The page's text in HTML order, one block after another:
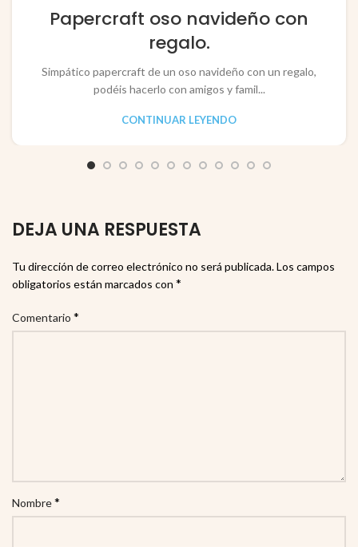
RECORTABLES PAPERCRAFT
Papercraft oso navideño con
regalo.
Simpático papercraft de un oso navideño con un regalo,
podéis hacerlo con amigos y famil...
CONTINUAR LEYENDO
DEJA UNA RESPUESTA
Tu dirección de correo electrónico no será publicada.Los campos
obligatorios están marcados con *
Comentario *
Nombre*